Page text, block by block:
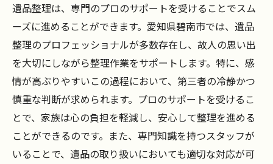
遺品整理は、専門のプロのサポートを受けることでスム
ーズに進めることができます。愛知県碧南市では、遺品
整理のプロフェッショナルが多数存在し、故人の思い出
を大切にしながら整理作業をサポートします。特に、感
情が高ぶりやすいこの過程において、第三者の冷静かつ
慎重な判断が求められます。プロのサポートを受けるこ
とで、家族は心の負担を軽減し、安心して整理を進める
ことができるのです。また、専門知識を持つスタッフが
いることで、遺品の取り扱いにおいても適切な対応が可